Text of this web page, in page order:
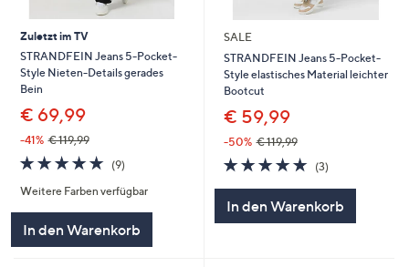
Zuletzt im TV
STRANDFEIN Jeans 5-Pocket-
Style Nieten-Details gerades
Bein
€ 69,99
-41% € 119,99
4.7
von
5
(9)9
Weitere Farben verfügbar
In den Warenkorb
SALE
STRANDFEIN Jeans 5-Pocket-
Style elastisches Material leichter
Bootcut
€ 59,99
-50% € 119,99
4.7
von
(3)
In den Warenkorb